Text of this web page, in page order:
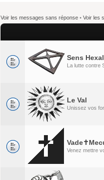
Voir les messages sans réponse • Voir les
Sens
La lutte contre
Le Val
Unissez vos
Venez mettre